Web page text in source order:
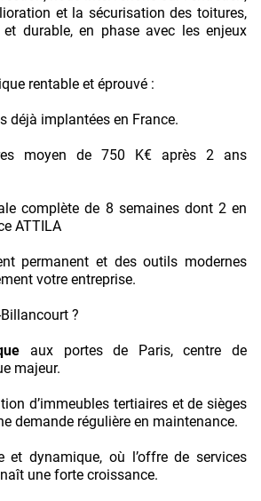
et la sécurisation des toitures,
durable, en phase avec les enjeux
rentable et éprouvé :
déjà implantées en France.
moyen de 750 K€ après 2 ans
complète de 8 semaines dont 2 en
ATTILA
permanent et des outils modernes
votre entreprise.
?
aux portes de Paris, centre de
majeur.
d’immeubles tertiaires et de sièges
demande régulière en maintenance.
et dynamique, où l’offre de services
une forte croissance.